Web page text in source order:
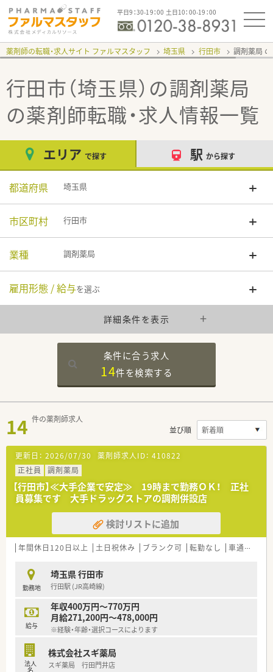
平日9：30-19：00 土日10：00-19：00
薬剤師の転職・求人サイト ファルマスタッフ 埼玉県 行田市 調剤薬局
行田市（埼玉県）の調剤薬局
の薬剤師転職・求人情報一覧
エリア で探す 駅 から探す
都道府県 埼玉県
市区町村 行田市
業種 調剤薬局
雇用形態 / 給与を選ぶ
詳細条件を表示
条件に合う求人
14件を検索する
14 件の薬剤師求人
並び順
更新日： 2026/07/30 薬剤師求人ID： 410822
正社員
調剤薬局
【行田市】≪大手企業で安定≫ 19時まで勤務ＯＫ！ 正社
員募集です 大手ドラッグストアの調剤併設店
検討リストに追加
年間休日120日以上 土日祝休み ブランク可 転勤なし 車通勤可
勤務地
埼玉県 行田市
行田駅 (JR高崎線)
給与
年収400万円～770万円
月給271,200円～478,000円
※経験・年齢・選択コースによります
法人
名
株式会社スギ薬局
スギ薬局 行田門井店